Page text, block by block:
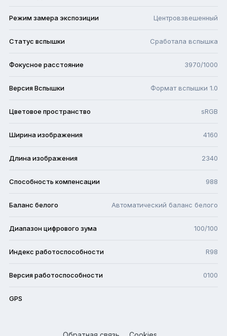
Режим замера экспозиции Центровзвешенный
Статус вспышки Сработала вспышка
Фокусное расстояние 3970/1000
Версия Вспышки Формат вспышки 1.0
Цветовое пространство sRGB
Ширина изображения 4160
Длина изображения 2340
Способность компенсации 988
Баланс белого Автоматический баланс белого
Диапазон цифрового зума 100/100
Индекс работоспособности R98
Версия работоспособности 0100
GPS